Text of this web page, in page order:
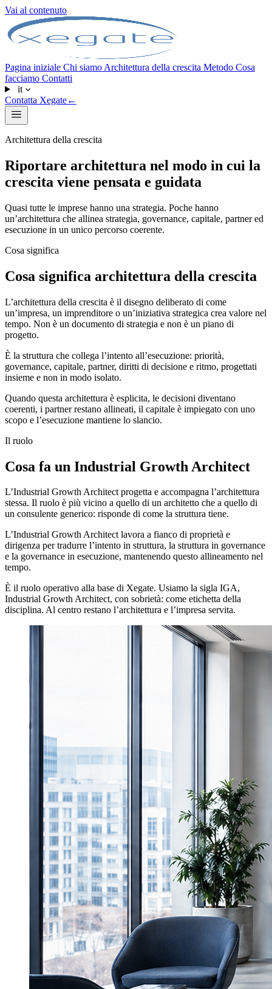
Vai al contenuto
Pagina iniziale Chi siamo Architettura della crescita Metodo Cosa
facciamo Contatti
it
Contatta Xegate←
Architettura della crescita
Riportare architettura nel modo in cui la
crescita viene pensata e guidata
Quasi tutte le imprese hanno una strategia. Poche hanno
un’architettura che allinea strategia, governance, capitale, partner ed
esecuzione in un unico percorso coerente.
Cosa significa
Cosa significa architettura della crescita
L’architettura della crescita è il disegno deliberato di come
un’impresa, un imprenditore o un’iniziativa strategica crea valore nel
tempo. Non è un documento di strategia e non è un piano di
progetto.
È la struttura che collega l’intento all’esecuzione: priorità,
governance, capitale, partner, diritti di decisione e ritmo, progettati
insieme e non in modo isolato.
Quando questa architettura è esplicita, le decisioni diventano
coerenti, i partner restano allineati, il capitale è impiegato con uno
scopo e l’esecuzione mantiene lo slancio.
Il ruolo
Cosa fa un Industrial Growth Architect
L’Industrial Growth Architect progetta e accompagna l’architettura
stessa. Il ruolo è più vicino a quello di un architetto che a quello di
un consulente generico: risponde di come la struttura tiene.
L’Industrial Growth Architect lavora a fianco di proprietà e
dirigenza per tradurre l’intento in struttura, la struttura in governance
e la governance in esecuzione, mantenendo questo allineamento nel
tempo.
È il ruolo operativo alla base di Xegate. Usiamo la sigla IGA,
Industrial Growth Architect, con sobrietà: come etichetta della
disciplina. Al centro restano l’architettura e l’impresa servita.